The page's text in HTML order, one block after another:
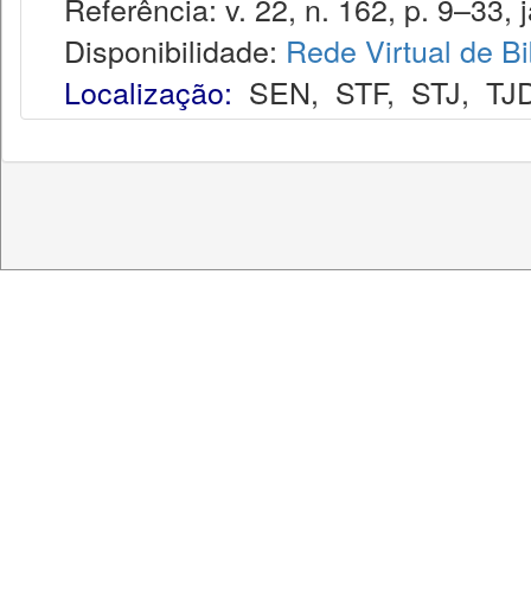
Disponibilidade: Rede Virtual de
Localização: SEN, STF, STJ,